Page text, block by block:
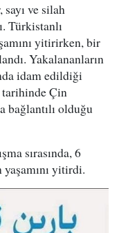
ve silah
Türkistanlı
yitirirken, bir
Yakalananların
idam edildiği
Çin
bağlantılı olduğu
sırasında, 6
yitirdi.